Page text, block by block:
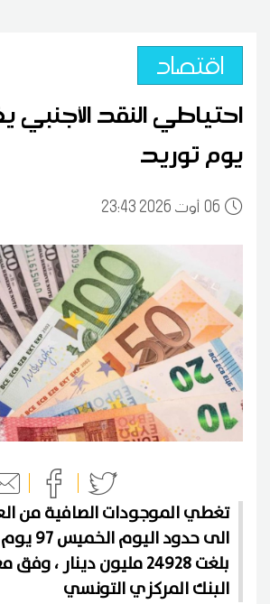
اقتصاد
يوم توريد
0623:43 2026 أوت
تغطي الموجودات الصافية من
الى حدود
بلغت 24928 مليون دينار
البنك المركزي التونسي